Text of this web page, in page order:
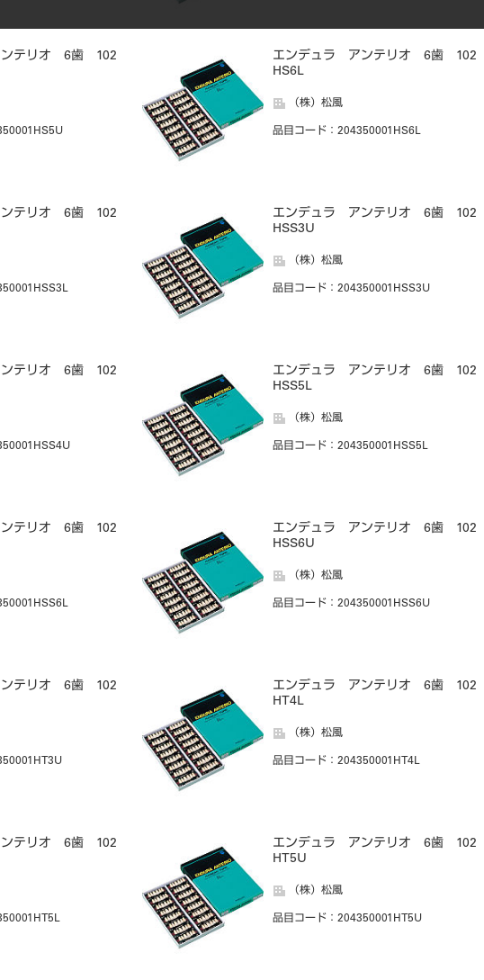
ンテリオ 6歯 102
エンデュラ アンテリオ 6歯 102
HS6L
（株）松風
品目コード ：204350001HS6L
ンテリオ 6歯 102
エンデュラ アンテリオ 6歯 102
HSS3U
（株）松風
品目コード ：204350001HSS3U
ンテリオ 6歯 102
エンデュラ アンテリオ 6歯 102
HSS5L
（株）松風
品目コード ：204350001HSS5L
ンテリオ 6歯 102
エンデュラ アンテリオ 6歯 102
HSS6U
（株）松風
品目コード ：204350001HSS6U
ンテリオ 6歯 102
エンデュラ アンテリオ 6歯 102
HT4L
（株）松風
品目コード ：204350001HT4L
ンテリオ 6歯 102
エンデュラ アンテリオ 6歯 102
HT5U
（株）松風
品目コード ：204350001HT5U